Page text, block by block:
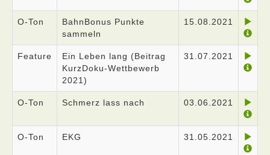
O-Ton
BahnBonus Punkte
sammeln
15.08.2021
Feature
Ein Leben lang (Beitrag
KurzDoku-Wettbewerb
2021)
31.07.2021
O-Ton Schmerz lass nach 03.06.2021
O-Ton EKG 31.05.2021